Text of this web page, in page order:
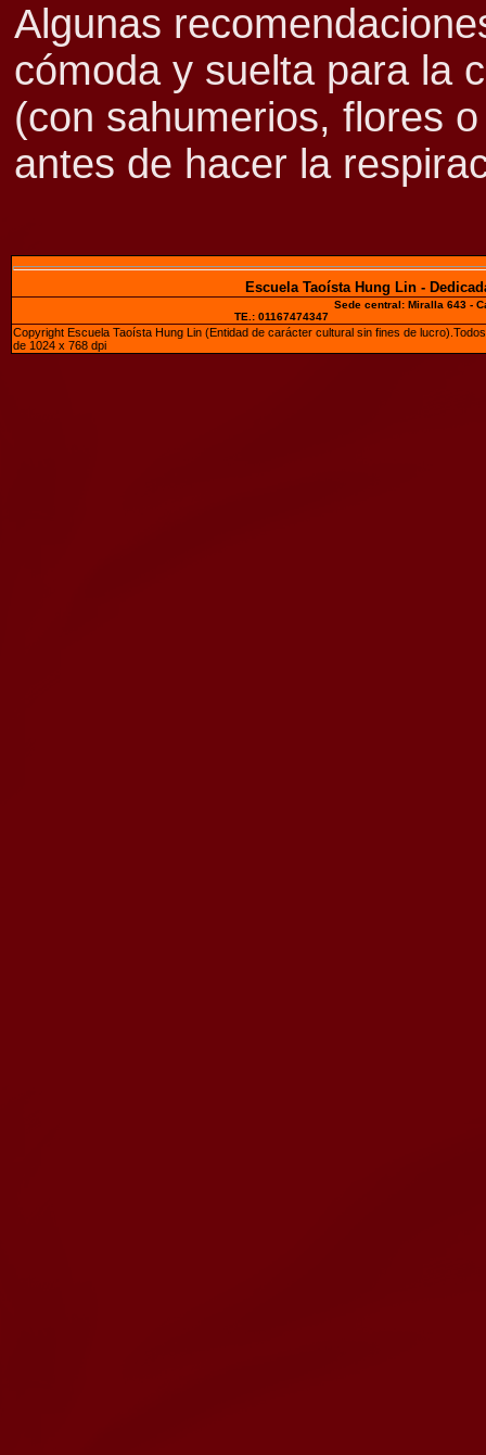
Algunas
cómoda y suelta para la
(con sahumerios, flores
antes de hacer la
Escuela Taoísta Hung Lin -
Sede central: Miralla 643 -
TE.:
Copyright Escuela Taoísta Hung Lin (Entidad de carácter cultural sin fines de
de 1024 x 768 dpi